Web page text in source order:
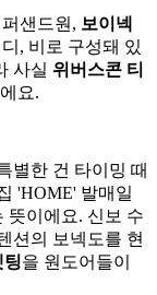
샌드원, 보이넥
, 비로 구성돼 있
사실 위버스콘 티
요.
별한 건 타이밍 때
'HOME' 발매일
뜻이에요. 신보 수
션의 보넥도를 현
팅을 원도어들이